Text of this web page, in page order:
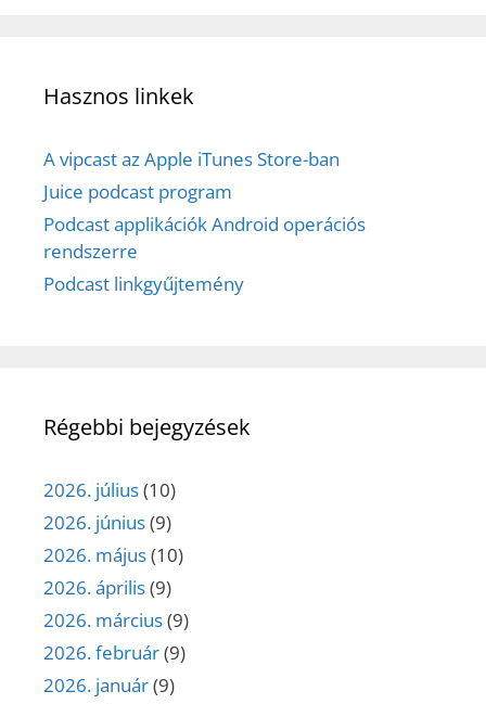
Hasznos linkek
A vipcast az Apple iTunes Store-ban
Juice podcast program
Podcast applikációk Android operációs
rendszerre
Podcast linkgyűjtemény
Régebbi bejegyzések
2026. július(10)
2026. június(9)
2026. május(10)
2026. április(9)
2026. március(9)
2026. február(9)
2026. január(9)